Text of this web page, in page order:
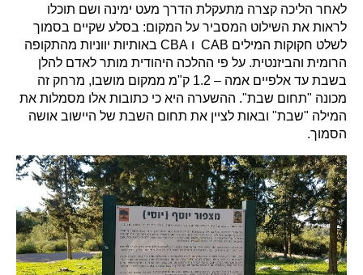
לראות את השילוט המסביר על המקום: בסלע שקיים בסמוך
לשלט חקוקות המילים CAB ו CBA באותיות יווניות מהתקופה
הרומית והביזנטית. על פי ההלכה היהודית מותר לאדם להלן
בשבת עד אלפיים אמה – 1.2 ק"מ ממקום מושבו, מרחק זה
מכונה "תחום שבת". ההשערה היא כי כתובות אלו מסמלות את
המילה "שבת" ובאות לציין את תחום השבת של היישוב אושה
הסמוך.